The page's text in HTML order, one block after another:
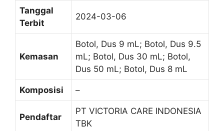
Tanggal
Terbit
2024-03-06
Kemasan
Botol, Dus 9 mL; Botol, Dus 9.5
mL; Botol, Dus 30 mL; Botol,
Dus 50 mL; Botol, Dus 8 mL
Komposisi –
Pendaftar
PT VICTORIA CARE INDONESIA
TBK